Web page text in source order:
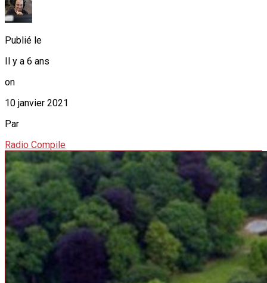
Publié le
Il y a 6 ans
on
10 janvier 2021
Par
Radio Compile